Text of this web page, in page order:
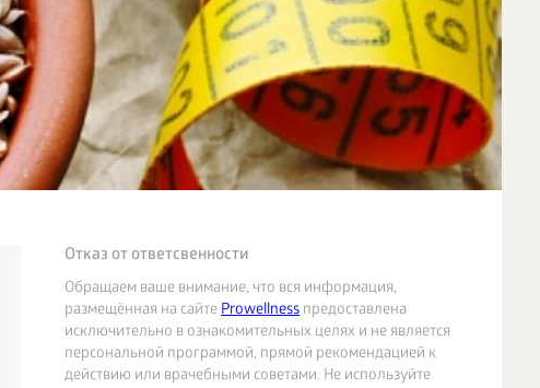
Отказ от ответсвенности
Обращаем ваше внимание, что вся информация,
размещённая на сайтеProwellnessпредоставлена
исключительно в ознакомительных целях и не является
персональной программой, прямой рекомендацией к
действию или врачебными советами. Не используйте